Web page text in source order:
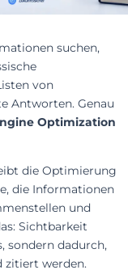
suchen,
von
Antworten. Genau
Optimization
die Optimierung
die Informationen
und
Sichtbarkeit
sondern dadurch,
zitiert werden.